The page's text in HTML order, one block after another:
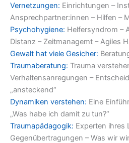
Vernetzungen: Einrichtungen –
Ansprechpartner:innen – Hilfen –
Psychohygiene: Helfersyndrom –
Distanz – Zeitmanagemt – Agiles
Gewalt hat viele Gesicher:
Traumaberatung: Trauma
Verhaltensanregungen –
„ansteckend“
Dynamiken verstehen: Eine
„Was habe ich damit zu tun?“
Traumapädagogik: Experten ihres
Gegenübertragungen – Was wir